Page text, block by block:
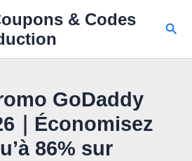
& Codes
GoDaddy
｜Économisez
86% sur